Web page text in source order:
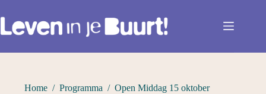
naar
inhoud
Home / Programma / Open Middag 15 oktober